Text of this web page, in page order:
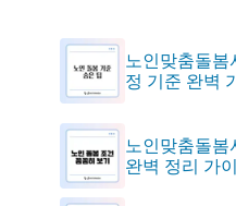
노인맞춤돌봄
정 기준 완벽
노인맞춤돌봄
완벽 정리 가